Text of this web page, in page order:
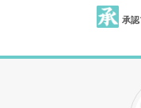
承認